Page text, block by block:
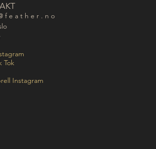
f e a t h e r . n o
Tok
Instagram